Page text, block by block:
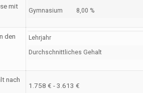
mit
Gymnasium 8,00 %
den
Lehrjahr
Durchschnittliches Gehalt
nach
1.758 € - 3.613 €